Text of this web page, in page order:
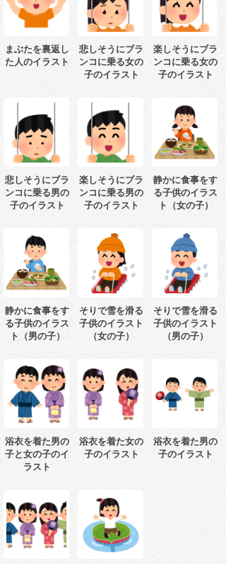
まぶたを裏返し
た人のイラスト
悲しそうにブラ
ンコに乗る女の
子のイラスト
楽しそうにブラ
ンコに乗る女の
子のイラスト
悲しそうにブラ
ンコに乗る男の
子のイラスト
楽しそうにブラ
ンコに乗る男の
子のイラスト
静かに食事をす
る子供のイラス
ト（女の子）
静かに食事をす
る子供のイラス
ト（男の子）
そりで雪を滑る
子供のイラスト
（女の子）
そりで雪を滑る
子供のイラスト
（男の子）
浴衣を着た男の
子と女の子のイ
ラスト
浴衣を着た女の
子のイラスト
浴衣を着た男の
子のイラスト